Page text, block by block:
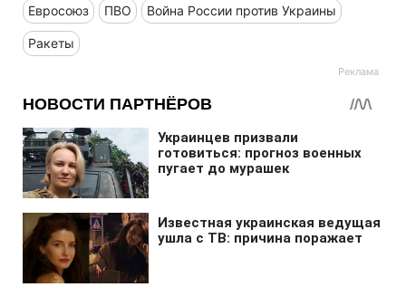
Евросоюз ПВО Война России против Украины
Ракеты